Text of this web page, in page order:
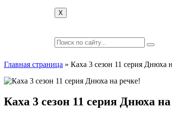
X
Главная страница » Каха 3 сезон 11 серия Днюха
Каха 3 сезон 11 серия Днюха